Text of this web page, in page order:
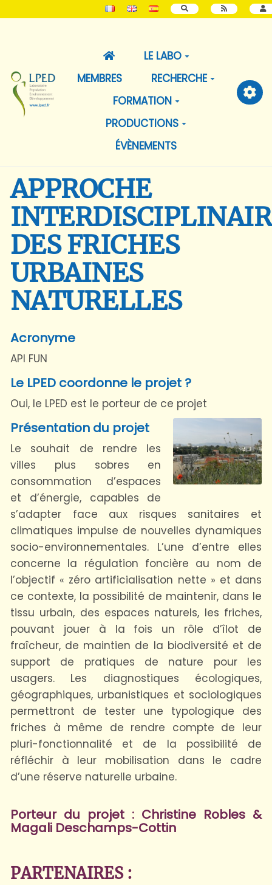
RECHERCHER
LE LABO
MEMBRES
RECHERCHE
FORMATION
PRODUCTIONS
ÉVÈNEMENTS
APPROCHE
DES FRICHES
URBAINES
NATURELLES
Acronyme
API FUN
Le LPED coordonne le projet ?
Oui, le LPED est le porteur de ce projet
Présentation du projet
Le souhait de rendre les
villes plus sobres en
consommation d’espaces
et d’énergie, capables de
s’adapter face aux risques sanitaires et
climatiques impulse de nouvelles dynamiques
socio-environnementales. L’une d’entre elles
concerne la régulation foncière au nom de
l’objectif « zéro artificialisation nette » et dans
ce contexte, la possibilité de maintenir, dans le
tissu urbain, des espaces naturels, les friches,
pouvant jouer à la fois un rôle d’îlot de
fraîcheur, de maintien de la biodiversité et de
support de pratiques de nature pour les
usagers. Les diagnostiques écologiques,
géographiques, urbanistiques et sociologiques
permettront de tester une typologique des
friches à même de rendre compte de leur
pluri-fonctionnalité et de la possibilité de
réfléchir à leur mobilisation dans le cadre
d’une réserve naturelle urbaine.
Porteur du projet : Christine Robles &
Magali Deschamps-Cottin
PARTENAIRES :